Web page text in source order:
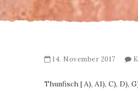
14. November 2017
Thunfisch | A), A1), C), D),